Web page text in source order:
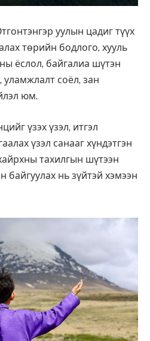
уулын цадиг түүх
төрийн бодлого, хууль
ёслол, байгалиа шүтэн
уламжлалт соёл, зан
юм.
үзэх үзэл, итгэл
үзэл санааг хүндэтгэн
тахилгын шүтээн
нь зүйтэй хэмээн